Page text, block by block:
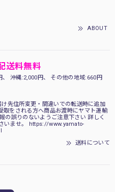
ABOUT
送料無料
沖縄:2,000円、 その他の地域:660円
変更・間違いでの転送時に追加
取をされる方へ商品お渡時にヤマト運輸
の誤りのないようご注意下さい 詳しく
いませ。 https://www.yamato-
送料について